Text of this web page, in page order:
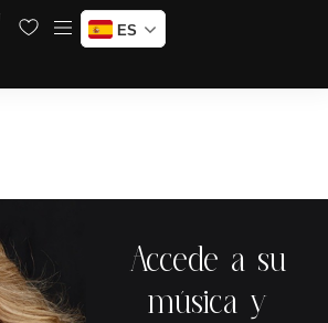
herramientas
ES
Accede a su
música y